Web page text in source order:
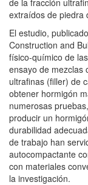
extraídos de piedra
El estudio,
Construction and
físico-químico de
ensayo de mezclas
ultrafinas (filler) de
obtener hormigón
numerosas
producir un
durabilidad
de trabajo han
autocompactante
con materiales
la investigación.